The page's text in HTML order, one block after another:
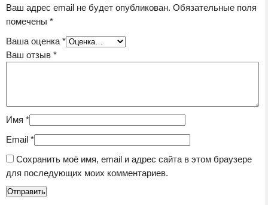
Ваш адрес email не будет опубликован. Обязательные поля
помечены *
Ваша оценка *
Ваш отзыв *
Имя *
Email *
Сохранить моё имя, email и адрес сайта в этом браузере
для последующих моих комментариев.